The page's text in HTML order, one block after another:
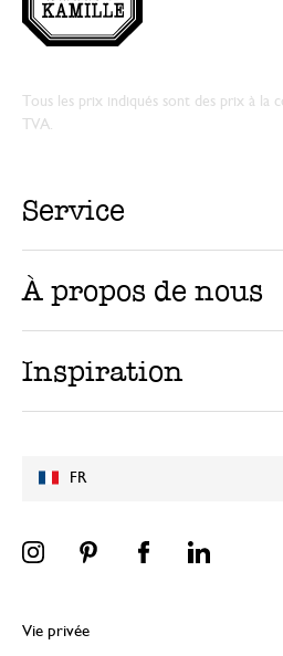
FR
Tous les prix indiqués sont des prix à la
TVA.
Service
À propos de nous
Inspiration
Vie privée